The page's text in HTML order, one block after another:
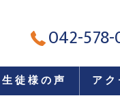
042-
生徒様の声 アク